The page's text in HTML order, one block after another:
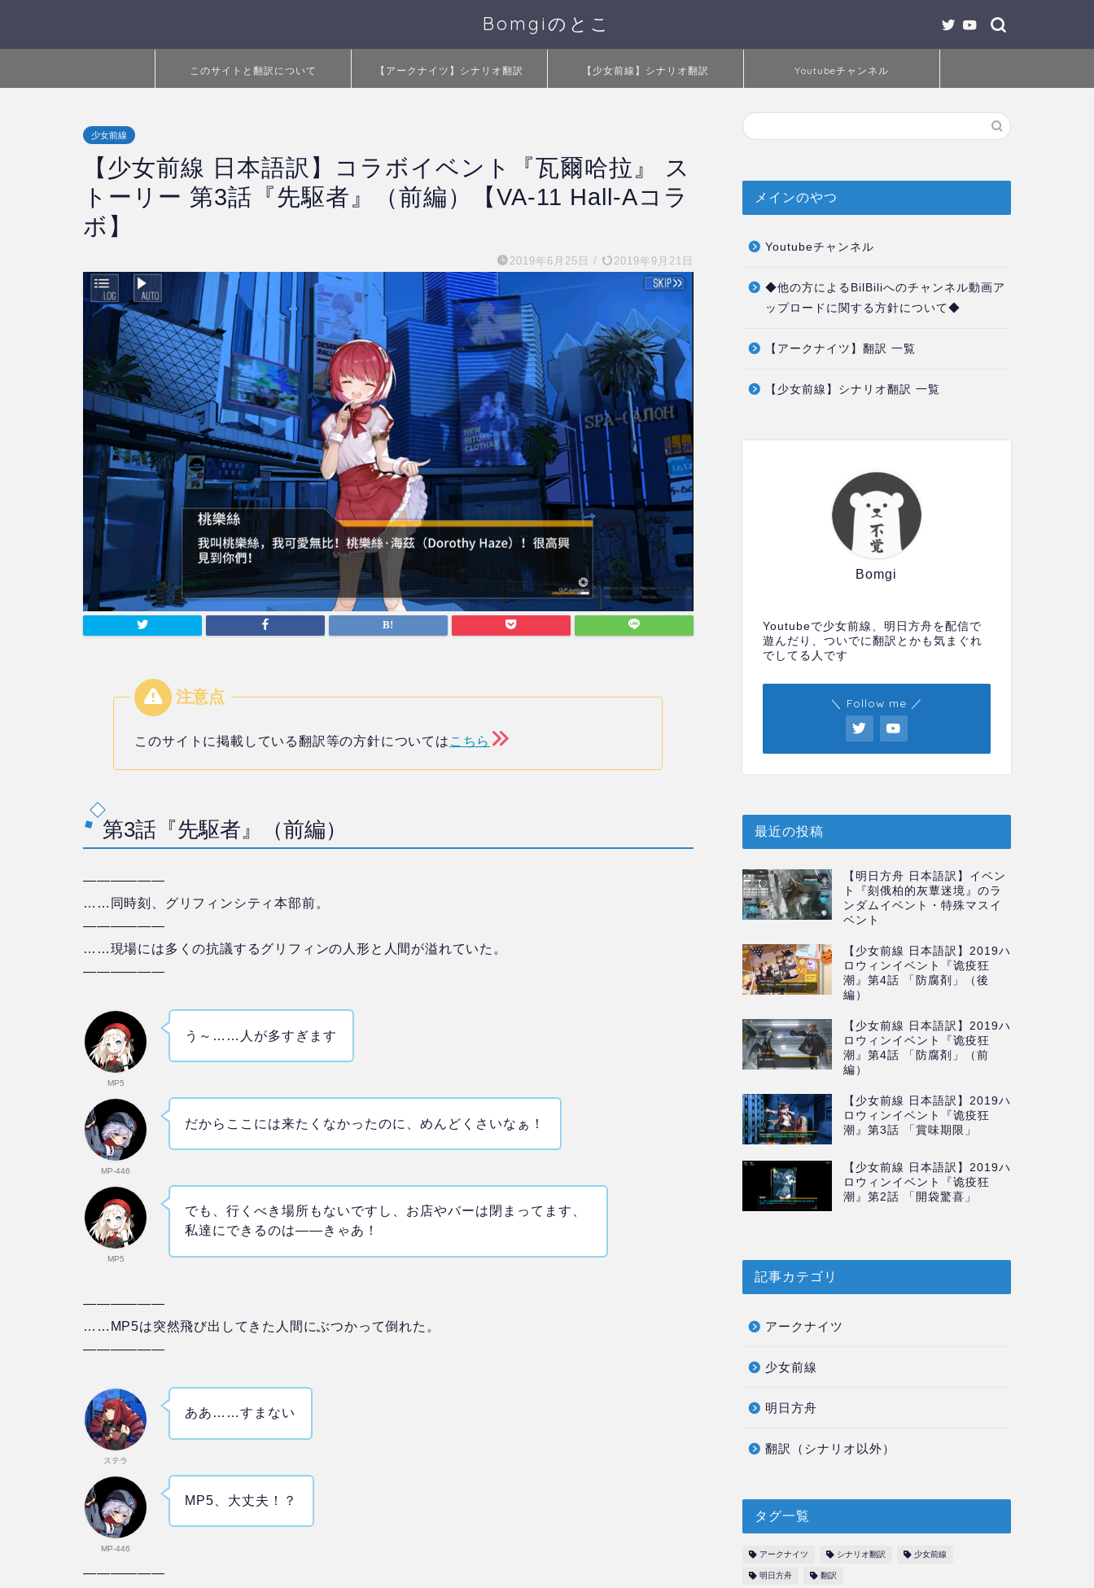
Bomgiのとこ
このサイトと翻訳について 【アークナイツ】シナリオ翻訳 【少女前線】シナリオ翻訳 Youtubeチャンネル
少女前線
【少女前線 日本語訳】コラボイベント『瓦爾哈拉』 ス
トーリー 第3話『先駆者』（前編）【VA-11 Hall-Aコラ
ボ】
2019年6月25日 / 2019年9月21日
このサイトに掲載している翻訳等の方針については こちら
第3話『先駆者』（前編）
——————
……同時刻、グリフィンシティ本部前。
——————
……現場には多くの抗議するグリフィンの人形と人間が溢れていた。
——————
MP5
う～……人が多すぎます
MP-446
だからここには来たくなかったのに、めんどくさいなぁ！
MP5
でも、行くべき場所もないですし、お店やバーは閉まってます、
私達にできるのは――きゃあ！
——————
……MP5は突然飛び出してきた人間にぶつかって倒れた。
——————
ステラ
ああ……すまない
MP-446
MP5、大丈夫！？
——————
メインのやつ
Youtubeチャンネル
◆他の方によるBilBiliへのチャンネル動画ア
ップロードに関する方針について◆
【アークナイツ】翻訳 一覧
【少女前線】シナリオ翻訳 一覧
Bomgi
Youtubeで少女前線、明日方舟を配信で
遊んだり、ついでに翻訳とかも気まぐれ
でしてる人です
＼ Follow me ／
最近の投稿
【明日方舟 日本語訳】イベン
ト『刻俄柏的灰蕈迷境』のラ
ンダムイベント・特殊マスイ
ベント
【少女前線 日本語訳】2019ハ
ロウィンイベント『诡疫狂
潮』第4話 「防腐剤」（後
編）
【少女前線 日本語訳】2019ハ
ロウィンイベント『诡疫狂
潮』第4話 「防腐剤」（前
編）
【少女前線 日本語訳】2019ハ
ロウィンイベント『诡疫狂
潮』第3話 「賞味期限」
【少女前線 日本語訳】2019ハ
ロウィンイベント『诡疫狂
潮』第2話 「開袋驚喜」
記事カテゴリ
アークナイツ
少女前線
明日方舟
翻訳（シナリオ以外）
タグ一覧
アークナイツ シナリオ翻訳 少女前線
明日方舟 翻訳